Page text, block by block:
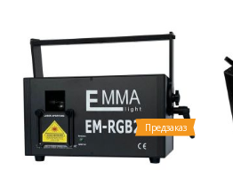
Предзаказ